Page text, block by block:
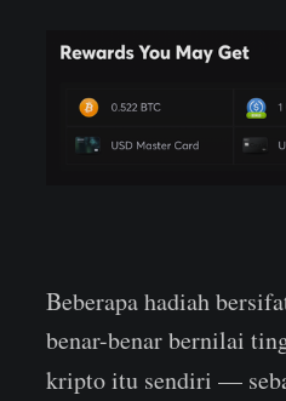
Beberapa hadiah
benar-benar bernilai
kripto itu sendiri —